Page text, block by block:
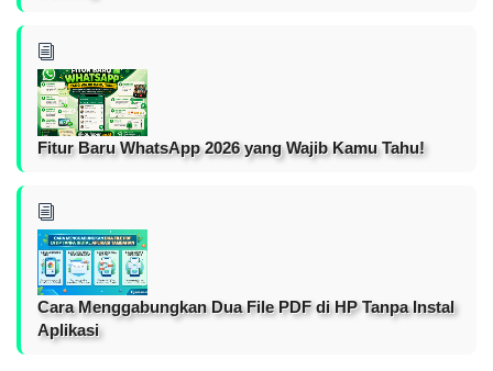
Fitur Baru WhatsApp 2026 yang Wajib Kamu Tahu!
Cara Menggabungkan Dua File PDF di HP Tanpa Instal
Aplikasi